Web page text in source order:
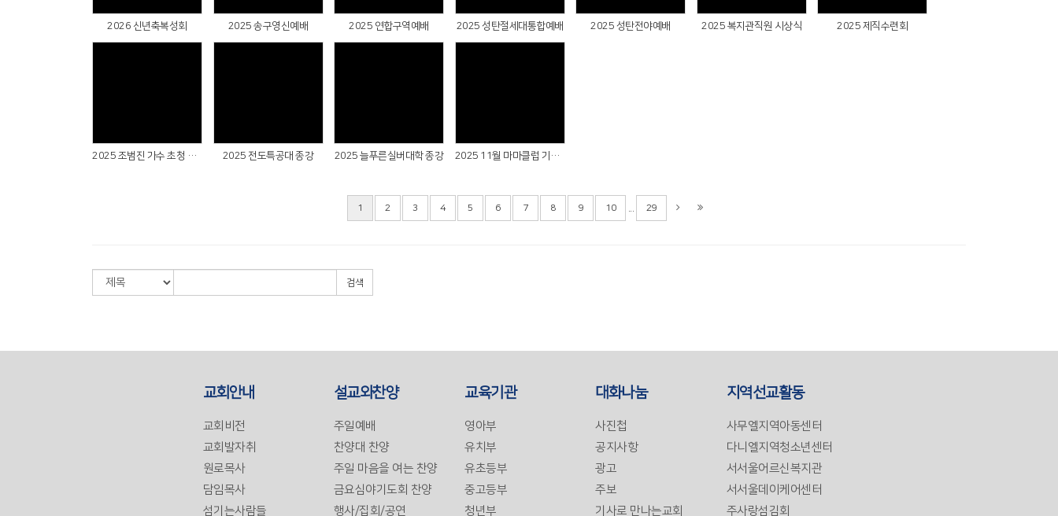
2026 신년축복성회 2025 송구영신예배 2025 연합구역예배 2025 성탄절세대통합예배 2025 성탄전야예배 2025 복지관직원 시상식 2025 제직수련회
2025 조범진 가수 초청 찬양간증예배 2025 전도특공대 종강 2025 늘푸른실버대학 종강 2025 11월 마마클럽 기도회
1 2 3 4 5 6 7 8 9 10 29
검색
교회안내
교회비전
교회발자취
원로목사
담임목사
섬기는사람들
설교와찬양
주일예배
찬양대 찬양
주일 마음을 여는 찬양
금요심야기도회 찬양
행사/집회/공연
교육기관
영아부
유치부
유초등부
중고등부
청년부
대화나눔
사진첩
공지사항
광고
주보
기사로 만나는교회
지역선교활동
사무엘지역아동센터
다니엘지역청소년센터
서서울어르신복지관
서서울데이케어센터
주사랑섬김회